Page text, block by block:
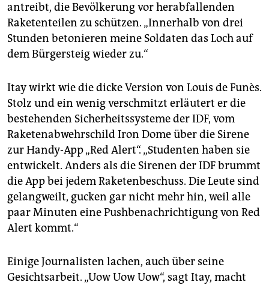
antreibt, die Bevölkerung vor herabfallenden
Raketenteilen zu schützen. „Innerhalb von drei
Stunden betonieren meine Soldaten das Loch auf
dem Bürgersteig wieder zu.“
Itay wirkt wie die dicke Version von Louis de Funès.
Stolz und ein wenig verschmitzt erläutert er die
bestehenden Sicherheitssysteme der IDF, vom
Raketenabwehrschild Iron Dome über die Sirene
zur Handy-App „Red Alert“. „Studenten haben sie
entwickelt. Anders als die Sirenen der IDF brummt
die App bei jedem Raketenbeschuss. Die Leute sind
gelangweilt, gucken gar nicht mehr hin, weil alle
paar Minuten eine Pushbenachrichtigung von Red
Alert kommt.“
Einige Journalisten lachen, auch über seine
Gesichtsarbeit. „Uow Uow Uow“, sagt Itay, macht